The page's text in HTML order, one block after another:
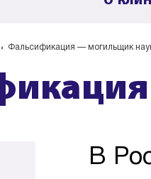
Фальсификация — могильщик
В